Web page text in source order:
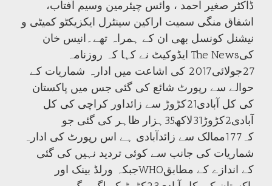
ڈاکٹر صغیر احمد ، وائس چیئرمین وسیم آفتاب،
اشفاق منگی سمیت اراکین سینٹرل ایکزیکٹو کمیٹی و
نیشنل کونسل بھی ان کے ہمراہ تھے۔انیس خان
ایڈوکیٹ نے کہا کہ روزنامہ The Newsکی
27جولائی2017 کی اشاعت میں ادارہ شماریات کے
حوالے سے رپورٹ شائع کی گئی جس میں پاکستان
کی کل آبادی21کڑوڑ سے زائداور کراچی کی کل
آبادی2کڑوڑ31لاکھ35ہزار ظاہر کی گئی جو
کہ177ممالک سے زائدآبادی ہے اس رپورٹ کی ادارہ
شماریات کی جانب سے کوئی تردید نہیں کی گئی
جبکہ ورلڈ بینک اورWHOکے اندازے کے مطابق